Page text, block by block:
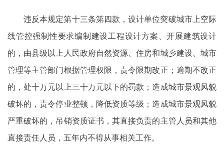
违反本规定第十三条第四款，设计单位突破城市上空际
线管控强制性要求编制建设工程设计方案、开展建筑设计
的，由县级以上人民政府自然资源、住房和城乡建设、城市
管理等主管部门根据管理权限，责令限期改正；逾期不改正
的，处十万元以上三十万元以下的罚款；造成城市景观风貌
破坏的，责令停业整顿，降低资质等级；造成城市景观风貌
严重破坏的，吊销资质证书，其直接负责的主管人员和其他
直接责任人员，五年内不得从事相关工作。